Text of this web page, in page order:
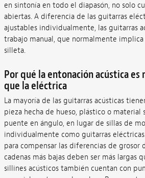
en sintonía en todo el diapasón, no solo
abiertas. A diferencia de las guitarras
ajustables individualmente, las guitarras
trabajo manual, que normalmente
silleta.
Por qué la entonación acústica es
que la eléctrica
La mayoría de las guitarras acústicas
pieza hecha de hueso, plástico o material
puente en ángulo, en lugar de sillas de
individualmente como guitarras
para compensar las diferencias de grosor
cadenas más bajas deben ser más largas
sillines acústicos también cuentan con